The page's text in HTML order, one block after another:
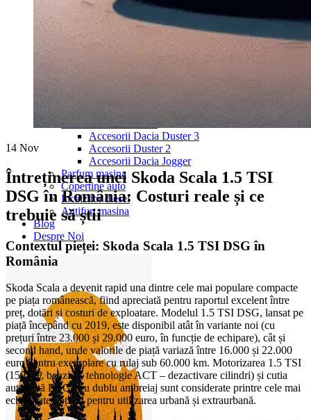
Navigație Skoda Octavia 3
Navigație Skoda Rapid
Navigație Skoda Superb 1
Navigație Skoda Superb 2
Sub 350 Litri
Accesorii Dacia Duster 3
Accesorii Duster 2
Accesorii Dacia Jogger
Parfum masina
Copertine auto
Incalzitor diesel
Antifurt masina
Blog
Despre Noi
14 Nov
Întreținerea unei Skoda Scala 1.5 TSI
DSG în România: Costuri reale și ce
trebuie să știi
Contextul pieței: Skoda Scala 1.5 TSI DSG în
România
Skoda Scala a devenit rapid una dintre cele mai populare compacte
pe piața românească, fiind apreciată pentru raportul excelent între
preț, dotări și costuri de exploatare. Modelul 1.5 TSI DSG, lansat pe
piață începând cu 2019, este disponibil atât în variante noi (cu
prețuri între 23.000 și 29.000 euro, în funcție de echipare), cât și
second hand, unde valorile de piață variază între 16.000 și 22.000
euro pentru exemplare cu rulaj sub 60.000 km. Motorizarea 1.5 TSI
(150 CP, benzină, tehnologie ACT – dezactivare cilindri) și cutia
automată DSG7 cu dublu ambreiaj sunt considerate printre cele mai
echilibrate opțiuni pentru utilizarea urbană și extraurbană.